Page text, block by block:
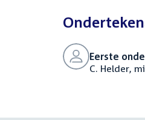
Eerste
C. Helder,